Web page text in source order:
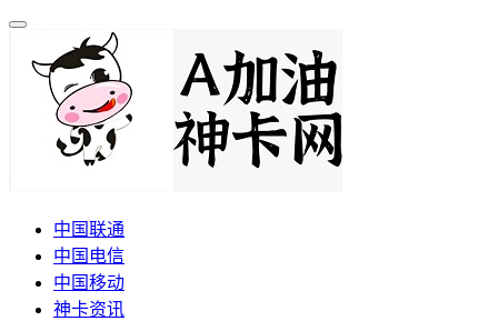
中国联通
中国电信
中国移动
神卡资讯